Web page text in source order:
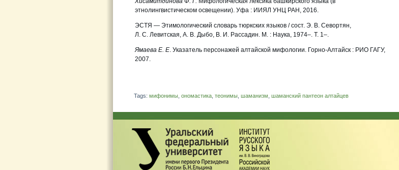
этнолингвистическом освещении). Уфа : ИИЯЛ УНЦ РАН, 2016.
ЭСТЯ — Этимологический словарь тюркских языков / сост. Э. В. Севортян,
Л. С. Левитская, А. В. Дыбо, В. И. Рассадин. М. : Наука, 1974–. Т. 1–.
Ямаева Е. Е. Указатель персонажей алтайской мифологии. Горно-Алтайск : РИО ГАГУ,
2007.
Tags: мифонимы ономастика теонимы шаманизм шаманский пантеон алтайцев